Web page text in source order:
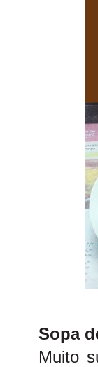
Sopa
Muito